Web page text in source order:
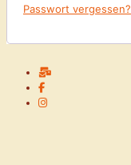
Passwort vergessen?